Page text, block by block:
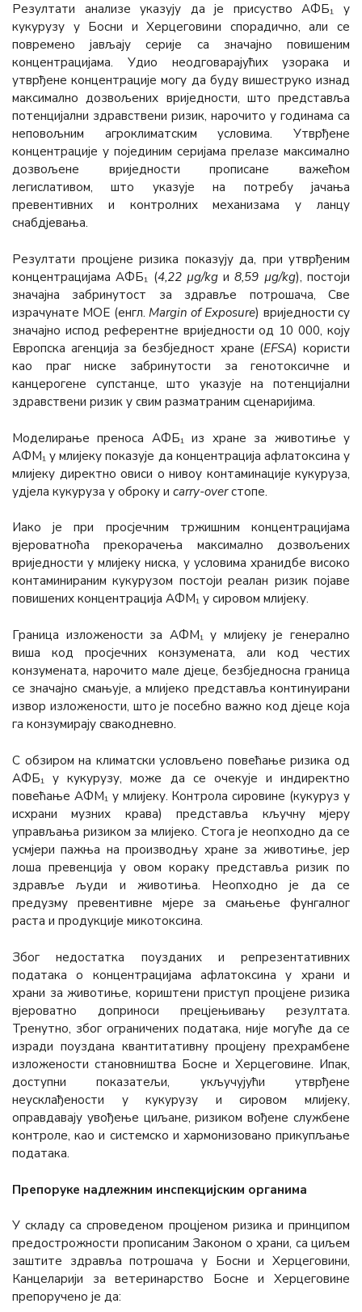
Резултати анализе указују да је присуство АФБ₁ у
кукурузу у Босни и Херцеговини спорадично, али се
повремено јављају серије са значајно повишеним
концентрацијама. Удио неодговарајућих узорака и
утврђене концентрације могу да буду вишеструко изнад
максимално дозвољених вриједности, што представља
потенцијални здравствени ризик, нарочито у годинама са
неповољним агроклиматским условима. Утврђене
концентрације у појединим серијама прелазе максимално
дозвољене вриједности прописане важећом
легислативом, што указује на потребу јачања
превентивних и контролних механизама у ланцу
снабдјевања.
Резултати процјене ризика показују да, при утврђеним
концентрацијама АФБ₁ (4,22 µg/kgи8,59 µg/kg), постоји
значајна забринутост за здравље потрошача, Све
израчунате МОЕ (енгл. Margin of Exposure) вриједности су
значајно испод референтне вриједности од 10 000, коју
Европска агенција за безбједност хране (ЕFSА) користи
као праг ниске забринутости за генотоксичне и
канцерогене супстанце, што указује на потенцијални
здравствени ризик у свим разматраним сценаријима.
Моделирање преноса АФБ₁ из хране за животиње у
АФМ₁ у млијеку показује да концентрација афлатоксина у
млијеку директно овиси о нивоу контаминације кукуруза,
удјела кукуруза у оброку и carry-overстопе.
Иако је при просјечним тржишним концентрацијама
вјероватноћа прекорачења максимално дозвољених
вриједности у млијеку ниска, у условима хранидбе високо
контаминираним кукурузом постоји реалан ризик појаве
повишених концентрација АФМ₁ у сировом млијеку.
Граница изложености за АФМ₁ у млијеку је генерално
виша код просјечних конзумената, али код честих
конзумената, нарочито мале дјеце, безбједносна граница
се значајно смањује, а млијеко представља континуирани
извор изложености, што је посебно важно код дјеце која
га конзумирају свакодневно.
С обзиром на климатски условљено повећање ризика од
АФБ₁ у кукурузу, може да се очекује и индиректно
повећање АФМ₁ у млијеку. Контрола сировине (кукуруз у
исхрани музних крава) представља кључну мјеру
управљања ризиком за млијеко. Стога је неопходно да се
усмјери пажња на производњу хране за животиње, јер
лоша превенција у овом кораку представља ризик по
здравље људи и животиња. Неопходно је да се
предузму превентивне мјере за смањење фунгалног
раста и продукције микотоксина.
Због недостатка поузданих и репрезентативних
података о концентрацијама афлатоксина у храни и
храни за животиње, кориштени приступ процјене ризика
вјероватно доприноси прецјењивању резултата.
Тренутно, због ограничених података, није могуће да се
изради поуздана квантитативну процјену прехрамбене
изложености становништва Босне и Херцеговине. Ипак,
доступни показатељи, укључујући утврђене
неусклађености у кукурузу и сировом млијеку,
оправдавају увођење циљане, ризиком вођене службене
контроле, као и системско и хармонизовано прикупљање
података.
Препоруке надлежним инспекцијским органима
У складу са спроведеном процјеном ризика и принципом
предострожности прописаним Законом о храни, са циљем
заштите здравља потрошача у Босни и Херцеговини,
Канцеларији за ветеринарство Босне и Херцеговине
препоручено је да: